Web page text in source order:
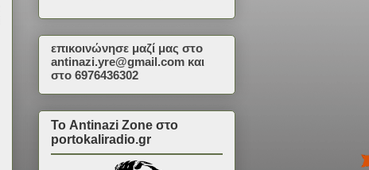
επικοινώνησε μαζί μας στο
antinazi.yre@gmail.com και
στο 6976436302
Το Antinazi Zone στο
portokaliradio.gr